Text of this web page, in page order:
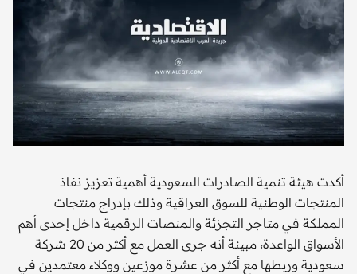
أكدت هيئة تنمية الصادرات السعودية أهمية تعزيز نفاذ
المنتجات الوطنية للسوق العراقية وذلك بإدراج منتجات
المملكة في متاجر التجزئة والمنصات الرقمية داخل إحدى أهم
الأسواق الواعدة، مبينة أنه جرى العمل مع أكثر من 20 شركة
سعودية وربطها مع أكثر من عشرة موزعين ووكلاء معتمدين في